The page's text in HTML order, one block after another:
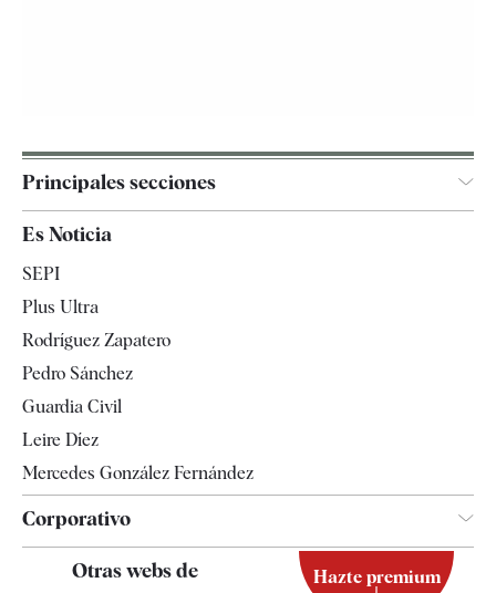
Principales secciones
Televisión
Es Noticia
SEPI
Plus Ultra
Rodríguez Zapatero
Pedro Sánchez
Guardia Civil
Leire Díez
Mercedes González Fernández
Corporativo
Otras webs de Hazte premium